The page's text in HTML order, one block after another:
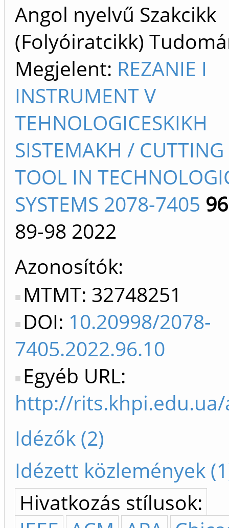
Angol nyelvű Szakcikk
(Folyóiratcikk)
Megjelent: REZANIE I
INSTRUMENT V
TEHNOLOGICESKIKH
SISTEMAKH /
TOOL IN
SYSTEMS 2078-7405 96
89-98 2022
Azonosítók
MTMT: 32748251
DOI: 10.20998/2078-
7405.2022.96.10
Egyéb URL:
http://
Idézők (2)
Idézett közlemények
Hivatkozás stílusok: